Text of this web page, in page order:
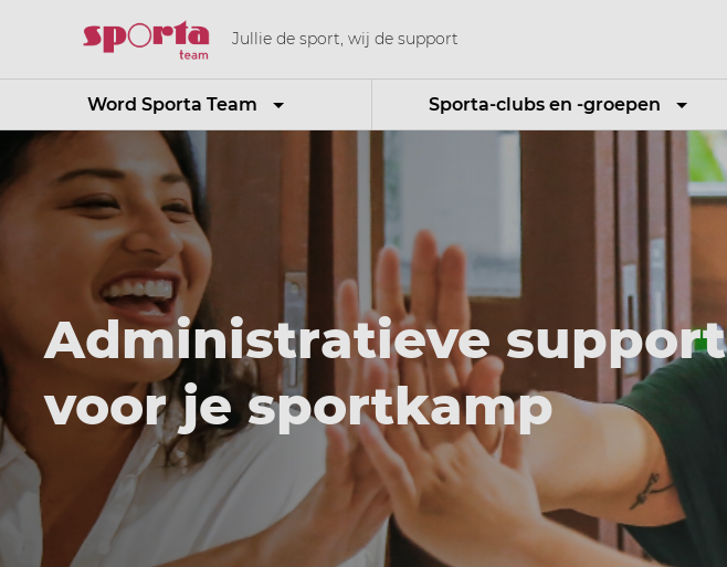
Jullie de sport, wij de support
Word Sporta Team Sporta-clubs en -groepen
Administratieve support
voor je sportkamp